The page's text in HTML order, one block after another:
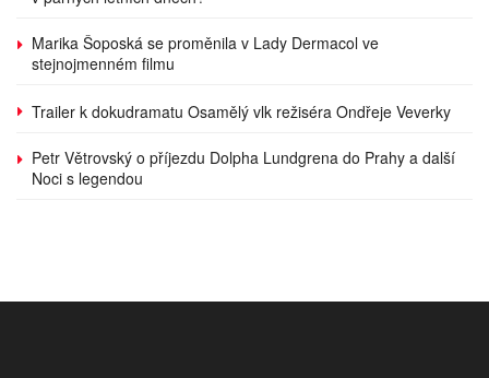
Marika Šoposká se proměnila v Lady Dermacol ve
stejnojmenném filmu
Trailer k dokudramatu Osamělý vlk režiséra Ondřeje Veverky
Petr Větrovský o příjezdu Dolpha Lundgrena do Prahy a další
Noci s legendou